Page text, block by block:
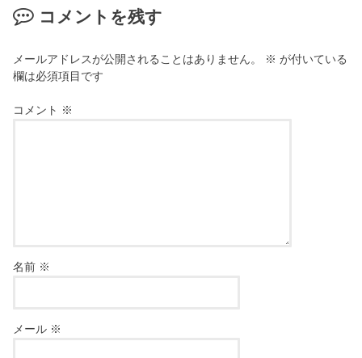
コメントを残す
メールアドレスが公開されることはありません。 ※ が付いている
欄は必須項目です
コメント ※
名前 ※
メール ※